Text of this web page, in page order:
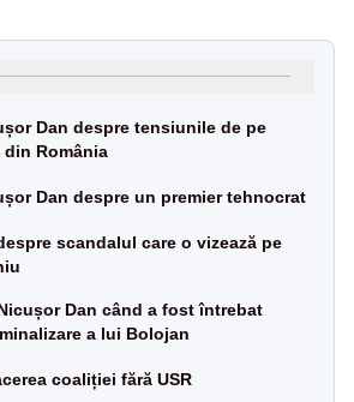
Dan despre tensiunile de pe
România
Dan despre un premier tehnocrat
scandalul care o vizează pe
Dan când a fost întrebat
a lui Bolojan
coaliției fără USR